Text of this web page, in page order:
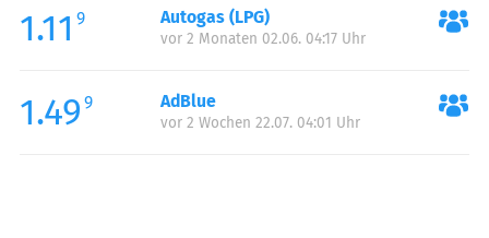
1.11 9 Autogas (LPG)
vor 2 Monaten 02.06. 04:17 Uhr
1.49 9 AdBlue
vor 2 Wochen 22.07. 04:01 Uhr